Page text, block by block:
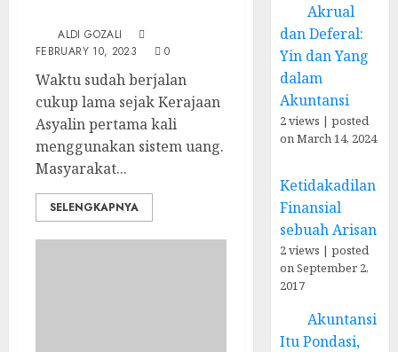
ALDI GOZALI
FEBRUARY 10, 2023
0
Waktu sudah berjalan
cukup lama sejak Kerajaan
Asyalin pertama kali
menggunakan sistem uang.
Masyarakat...
SELENGKAPNYA
Akrual
dan Deferal:
Yin dan Yang
dalam
Akuntansi
2 views |posted
on March 14, 2024
Ketidakadilan
Finansial
sebuah Arisan
2 views |posted
on September 2,
2017
Akuntansi
Itu Pondasi,